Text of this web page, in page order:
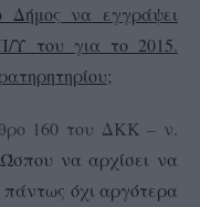
Δήμος να εγγράψει
Υ του για το 2015.
160 του ΔΚΚ – ν.
Ώσπου να αρχίσει να
πάντως όχι αργότερα